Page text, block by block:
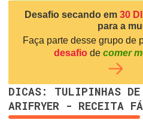
Desafio secando em 30
para a
Faça parte desse grupo de
desafio de comer
DICAS: TULIPINHAS DE
ARIFRYER - RECEITA